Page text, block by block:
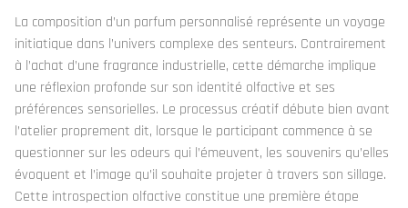
La composition d’un parfum personnalisé représente un voyage
initiatique dans l’univers complexe des senteurs. Contrairement
à l’achat d’une fragrance industrielle, cette démarche implique
une réflexion profonde sur son identité olfactive et ses
préférences sensorielles. Le processus créatif débute bien avant
l’atelier proprement dit, lorsque le participant commence à se
questionner sur les odeurs qui l’émeuvent, les souvenirs qu’elles
évoquent et l’image qu’il souhaite projeter à travers son sillage.
Cette introspection olfactive constitue une première étape